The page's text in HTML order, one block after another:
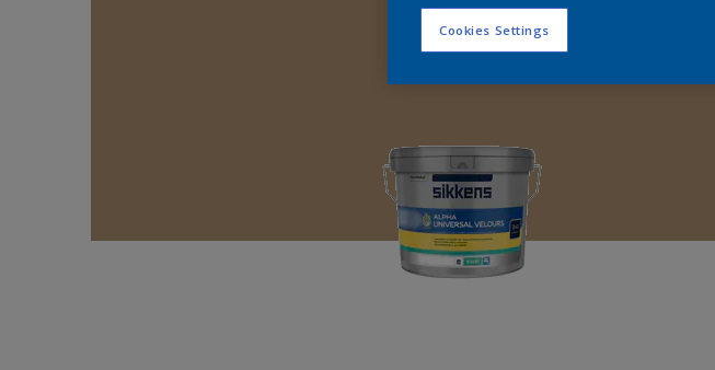
Cookies Settings